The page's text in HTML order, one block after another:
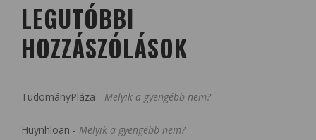
LEGUTÓBBI
HOZZÁSZÓLÁSOK
TudományPláza - Melyik a gyengébb nem?
Huynhloan - Melyik a gyengébb nem?